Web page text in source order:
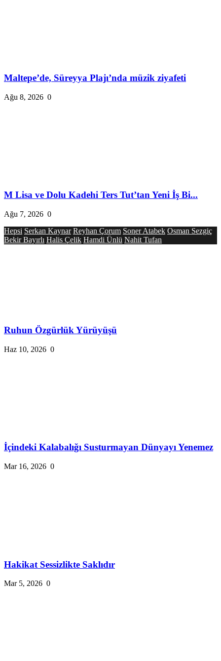
Maltepe’de, Süreyya Plajı’nda müzik ziyafeti
Ağu 8, 2026 0
M Lisa ve Dolu Kadehi Ters Tut’tan Yeni İş Bi...
Ağu 7, 2026 0
Hepsi Serkan Kaynar Reyhan Çorum Soner Atabek Osman Sezgiç
Bekir Bayırlı Halis Çelik Hamdi Ünlü Nahit Tufan
Ruhun Özgürlük Yürüyüşü
Haz 10, 2026 0
İçindeki Kalabalığı Susturmayan Dünyayı Yenemez
Mar 16, 2026 0
Hakikat Sessizlikte Saklıdır
Mar 5, 2026 0